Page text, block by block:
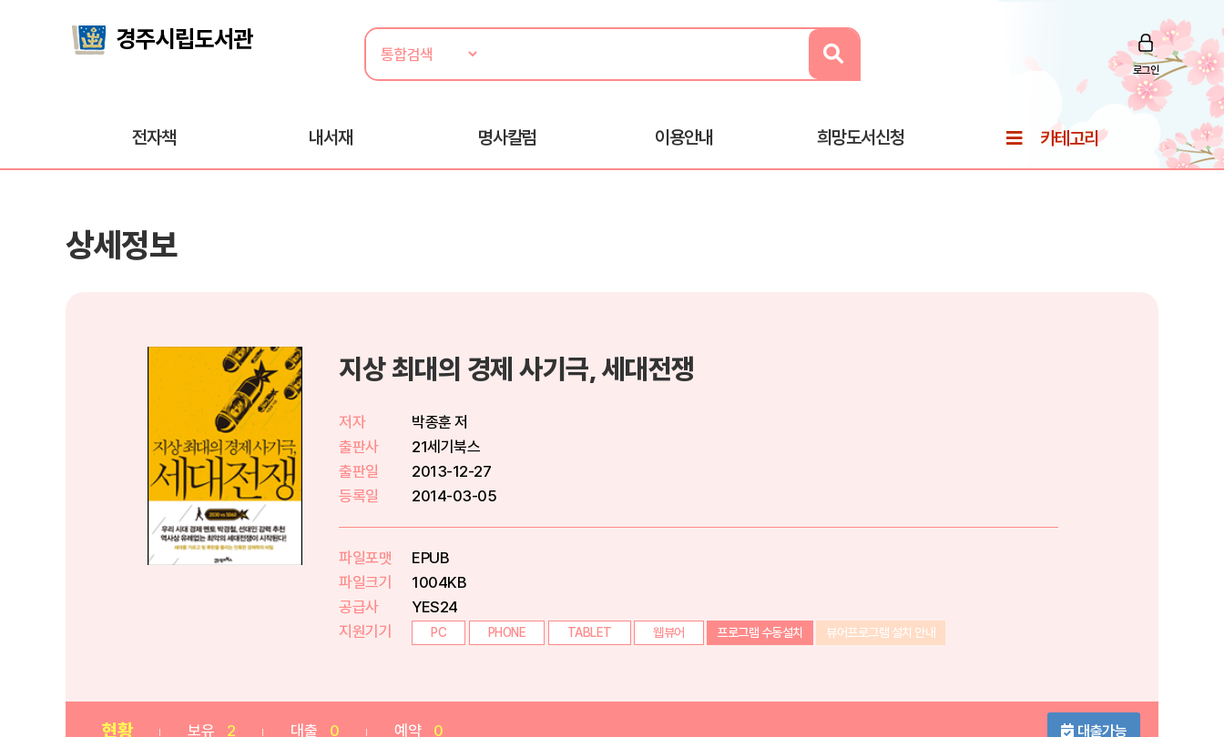
로그인
전자책 내서재 명사칼럼 이용안내 희망도서신청 카테고리
상세정보
지상 최대의 경제 사기극, 세대전쟁
저자
박종훈 저
출판사
21세기북스
출판일
2013-12-27
등록일
2014-03-05
파일포맷
EPUB
파일크기
1004KB
공급사
YES24
지원기기
PC PHONE TABLET 웹뷰어 프로그램 수동설치 뷰어프로그램 설치 안내
현황 보유 2 대출 0 예약 0 대출가능